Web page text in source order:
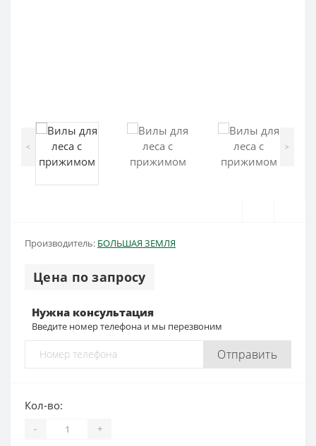
< >
Производитель: БОЛЬШАЯ ЗЕМЛЯ
Цена по запросу
Нужна консультация
Введите номер телефона и мы перезвоним
Отправить
Кол-во:
- +